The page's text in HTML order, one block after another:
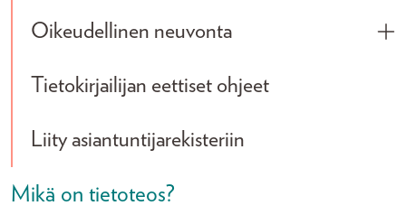
Oikeudellinen neuvonta
Tietokirjailijan eettiset ohjeet
Liity asiantuntijarekisteriin
Mikä on tietoteos?